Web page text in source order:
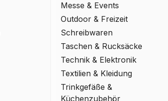
Messe & Events
Outdoor & Freizeit
Schreibwaren
Taschen & Rucksäcke
Technik & Elektronik
Textilien & Kleidung
Trinkgefäße &
Küchenzubehör